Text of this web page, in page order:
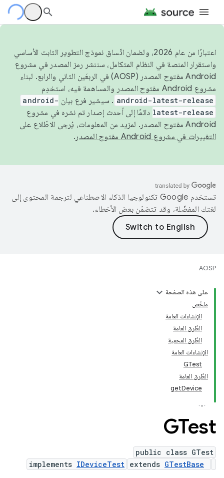
اعتبارًا من عام 2026، ولضمان اتّساق نموذج التطوير الثابت الأساسي
واستقرار المنصة في النظام المتكامل، سننشر رمز المصدر في مشروع
Android مفتوح المصدر (AOSP) في الربعَين الثاني والرابع. لبناء
مشروع Android مفتوح المصدر والمساهمة فيه، استخدِم
android-latest-release . سيشير فرع بيان android-
latest-release دائمًا إلى أحدث إصدار تم نشره في مشروع
Android مفتوح المصدر. لمزيد من المعلومات، يُرجى الاطّلاع على
التغييرات في مشروع Android مفتوح المصدر
.
تستخدم Google تكنولوجيا الذكاء الاصطناعي لترجمة المحتوى إلى
لغتك المفضّلة، وقد تتضمّن بعض الأخطاء.
AOSP
على هذه الصفحة
ملخّص
الإنشاءات العامة
الطُرق العامة
الطُرق المحمية
الإنشاءات العامة
GTest
الطُرق العامة
getDevice
GTest
public class GTest
extends GTestBase
implements IDeviceTest